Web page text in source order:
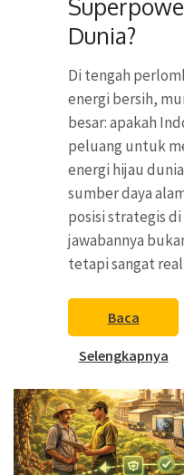
Dunia?
Di tengah
energi bersih,
besar: apakah
peluang untuk
energi hijau
sumber daya
posisi strategis
jawabannya
tetapi sangat
Baca
Selengkapnya